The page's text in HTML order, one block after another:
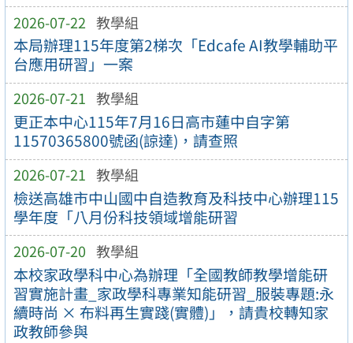
2026-07-22 教學組
本局辦理115年度第2梯次「Edcafe AI教學輔助平
台應用研習」一案
2026-07-21 教學組
更正本中心115年7月16日高市蓮中自字第
11570365800號函(諒達)，請查照
2026-07-21 教學組
檢送高雄市中山國中自造教育及科技中心辦理115
學年度「八月份科技領域增能研習
2026-07-20 教學組
本校家政學科中心為辦理「全國教師教學增能研
習實施計畫_家政學科專業知能研習_服裝專題:永
續時尚 × 布料再生實踐(實體)」，請貴校轉知家
政教師參與